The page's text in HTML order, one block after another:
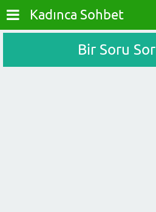
Kadınca Sohbet
Bir Soru Sor